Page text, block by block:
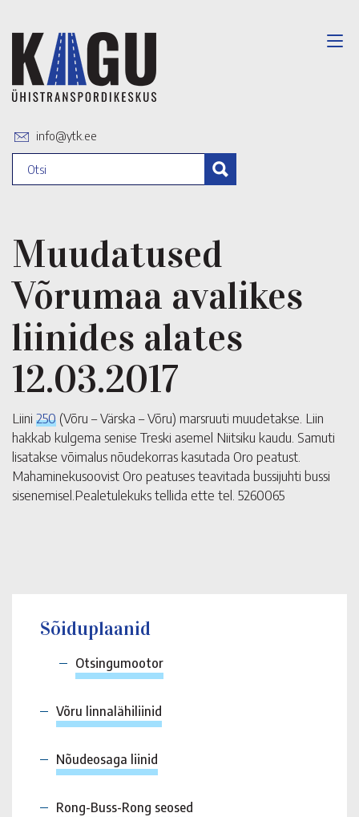
info@ytk.ee
Muudatused
Võrumaa avalikes
liinides alates
12.03.2017
Liini 250 (Võru – Värska – Võru) marsruuti muudetakse. Liin
hakkab kulgema senise Treski asemel Niitsiku kaudu. Samuti
lisatakse võimalus nõudekorras kasutada Oro peatust.
Mahaminekusoovist Oro peatuses teavitada bussijuhti bussi
sisenemisel.Pealetulekuks tellida ette tel. 5260065
Sõiduplaanid
Otsingumootor
Võru linnalähiliinid
Nõudeosaga liinid
Rong-Buss-Rong seosed